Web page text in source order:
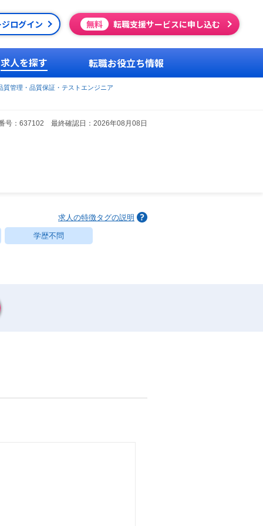
ログイン 無料 転職支援サービスに申し込む
求人を探す 転職お役立ち情報
質管理・品質保証・テストエンジニア
号：637102 最終確認日：2026年08月08日
求人の特徴タグの説明
学歴不問